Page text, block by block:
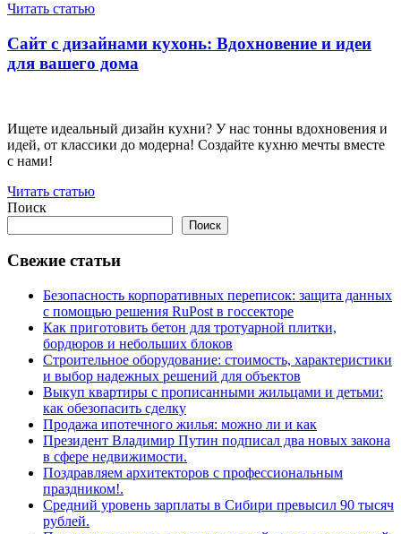
Читать статью
Сайт с дизайнами кухонь: Вдохновение и идеи
для вашего дома
Ищете идеальный дизайн кухни? У нас тонны вдохновения и
идей, от классики до модерна! Создайте кухню мечты вместе
с нами!
Читать статью
Поиск
Поиск
Свежие статьи
Безопасность корпоративных переписок: защита данных
с помощью решения RuPost в госсекторе
Как приготовить бетон для тротуарной плитки,
бордюров и небольших блоков
Строительное оборудование: стоимость, характеристики
и выбор надежных решений для объектов
Выкуп квартиры с прописанными жильцами и детьми:
как обезопасить сделку
Продажа ипотечного жилья: можно ли и как
Президент Владимир Путин подписал два новых закона
в сфере недвижимости.
Поздравляем архитекторов с профессиональным
праздником!.
Средний уровень зарплаты в Сибири превысил 90 тысяч
рублей.